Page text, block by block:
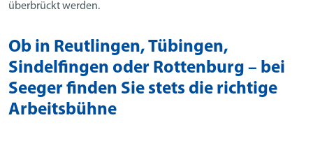
überbrückt werden.
Ob in Reutlingen, Tübingen,
Sindelfingen oder Rottenburg – bei
Seeger finden Sie stets die richtige
Arbeitsbühne